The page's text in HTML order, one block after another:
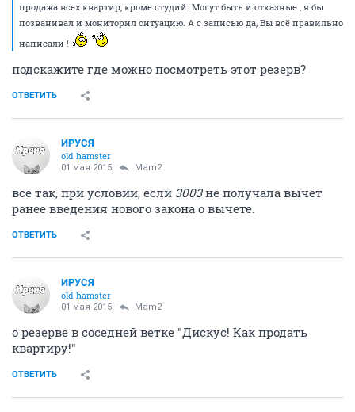
продажа всех квартир, кроме студий. Могут быть и отказные , я бы
позванивал и мониторил ситуацию. А с записью да, Вы всё правильно
написали !
подскажите где можно посмотреть этот резерв?
ОТВЕТИТЬ
ИРУСЯ
old hamster
01 мая 2015 Mam2
все так, при условии, если 3003не получала вычет
ранее введения нового закона о вычете.
ОТВЕТИТЬ
ИРУСЯ
old hamster
01 мая 2015 Mam2
о резерве в соседней ветке "Дискус! Как продать
квартиру!"
ОТВЕТИТЬ